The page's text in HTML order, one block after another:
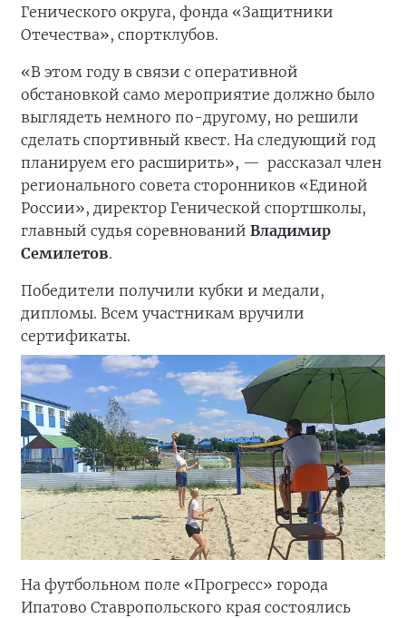
Генического округа, фонда «Защитники
Отечества», спортклубов.
«В этом году в связи с оперативной
обстановкой само мероприятие должно было
выглядеть немного по-другому, но решили
сделать спортивный квест. На следующий год
планируем его расширить», — рассказал член
регионального совета сторонников «Единой
России», директор Генической спортшколы,
главный судья соревнований Владимир
Семилетов.
Победители получили кубки и медали,
дипломы. Всем участникам вручили
сертификаты.
На футбольном поле «Прогресс» города
Ипатово Ставропольского края состоялись